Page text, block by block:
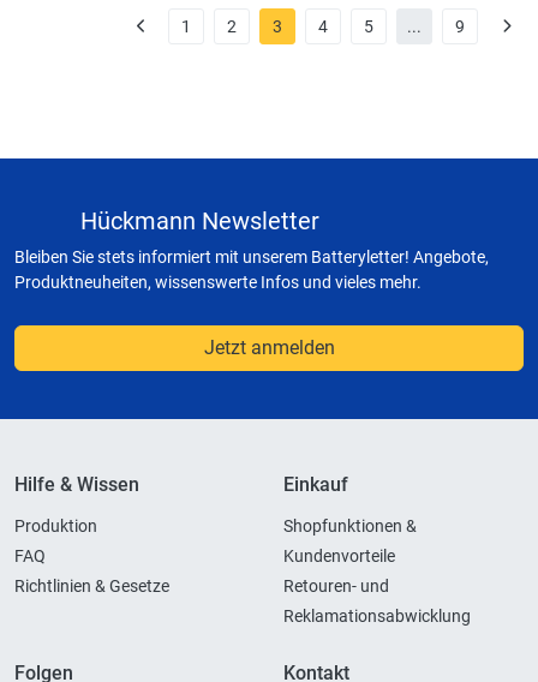
1 2 3 4 5 ... 9
Hückmann Newsletter
Bleiben Sie stets informiert mit unserem Batteryletter! Angebote,
Produktneuheiten, wissenswerte Infos und vieles mehr.
Jetzt anmelden
Hilfe & Wissen
Produktion
FAQ
Richtlinien & Gesetze
Einkauf
Shopfunktionen &
Kundenvorteile
Retouren- und
Reklamationsabwicklung
Folgen Kontakt